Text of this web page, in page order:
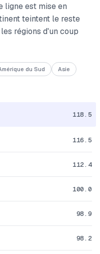
ligne est mise en
teintent le reste
régions d'un coup
du Sud
Asie
118.5
116.5
112.4
100.0
98.9
98.2